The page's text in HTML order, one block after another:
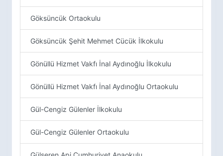
Göksüncük Ortaokulu
Göksüncük Şehit Mehmet Cücük İlkokulu
Gönüllü Hizmet Vakfı İnal Aydınoğlu İlkokulu
Gönüllü Hizmet Vakfı İnal Aydınoğlu Ortaokulu
Gül-Cengiz Gülenler İlkokulu
Gül-Cengiz Gülenler Ortaokulu